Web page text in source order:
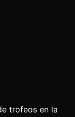
trofeos en la